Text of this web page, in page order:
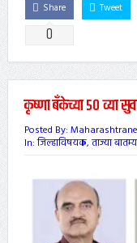
Share
0
Tweet
कृष्णा बँकेच्या ५० व्या
Posted By:
In:जिल्हाविषयक, ताज्या